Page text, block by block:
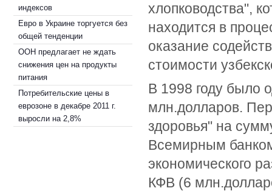
индексов
Евро в Украине торгуется без
общей тенденции
ООН предлагает не ждать
снижения цен на продукты
питания
Потребительские цены в
еврозоне в декабре 2011 г.
выросли на 2,8%
хлопководства",
находится в
оказание
стоимости
В 1998 году было
млн.долларов.
здоровья" на
Всемирным
экономического
КФВ (6